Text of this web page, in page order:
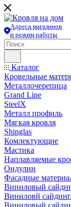
Адреса магазинов
и режим работы
Каталог
Кровельные
Металлочерепица
Grand Line
SteelX
Металл профиль
Мягкая кровля
Shinglas
Комлектующие
Мастика
Наплавляемые
Ондулин
Фасадные
Виниловый
Виниловй
Виниловый